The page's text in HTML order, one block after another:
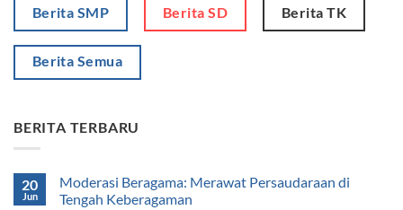
Berita SMP Berita SD Berita TK
Berita Semua
BERITA TERBARU
20
Jun
Moderasi Beragama: Merawat Persaudaraan di
Tengah Keberagaman